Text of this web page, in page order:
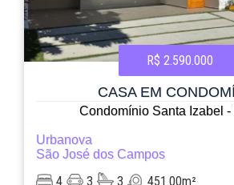
R$ 2.590.000
CASA EM
Condomínio Santa Izabel -
Urbanova
São José dos Campos
4 3 3 451.00m²